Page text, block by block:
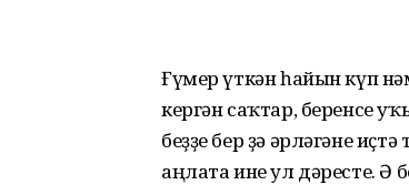
Ғүмер үткән һайын күп
кергән саҡтар, беренсе
беҙҙе бер ҙә әрләгәне
аңлата ине ул дәресте. Ә